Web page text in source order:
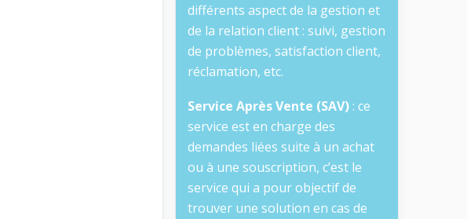
différents aspect de la gestion et
de la relation client : suivi, gestion
de problèmes, satisfaction client,
réclamation, etc.
Service Après Vente (SAV) : ce
service est en charge des
demandes liées suite à un achat
ou à une souscription, c’est le
service qui a pour objectif de
trouver une solution en cas de